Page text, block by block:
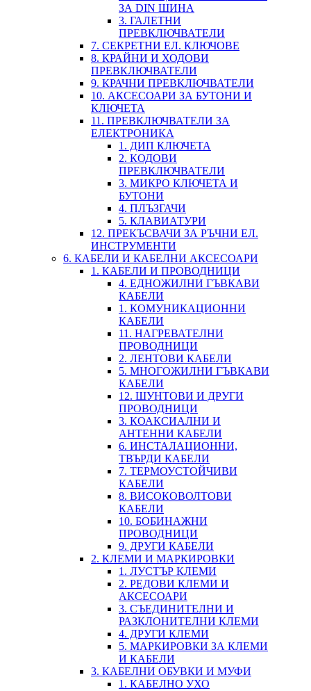
ЗА DIN ШИНА
3. ГАЛЕТНИ
ПРЕВКЛЮЧВАТЕЛИ
7. СЕКРЕТНИ ЕЛ. КЛЮЧОВЕ
8. КРАЙНИ И ХОДОВИ
ПРЕВКЛЮЧВАТЕЛИ
9. КРАЧНИ ПРЕВКЛЮЧВАТЕЛИ
10. АКСЕСОАРИ ЗА БУТОНИ И
КЛЮЧЕТА
11. ПРЕВКЛЮЧВАТЕЛИ ЗА
ЕЛЕКТРОНИКА
1. ДИП КЛЮЧЕТА
2. КОДОВИ
ПРЕВКЛЮЧВАТЕЛИ
3. МИКРО КЛЮЧЕТА И
БУТОНИ
4. ПЛЪЗГАЧИ
5. КЛАВИАТУРИ
12. ПРЕКЪСВАЧИ ЗА РЪЧНИ ЕЛ.
ИНСТРУМЕНТИ
6. КАБЕЛИ И КАБЕЛНИ АКСЕСОАРИ
1. КАБЕЛИ И ПРОВОДНИЦИ
4. ЕДНОЖИЛНИ ГЪВКАВИ
КАБЕЛИ
1. КОМУНИКАЦИОННИ
КАБЕЛИ
11. НАГРЕВАТЕЛНИ
ПРОВОДНИЦИ
2. ЛЕНТОВИ КАБЕЛИ
5. МНОГОЖИЛНИ ГЪВКАВИ
КАБЕЛИ
12. ШУНТОВИ И ДРУГИ
ПРОВОДНИЦИ
3. КОАКСИАЛНИ И
АНТЕННИ КАБЕЛИ
6. ИНСТАЛАЦИОННИ,
ТВЪРДИ КАБЕЛИ
7. ТЕРМОУСТОЙЧИВИ
КАБЕЛИ
8. ВИСОКОВОЛТОВИ
КАБЕЛИ
10. БОБИНАЖНИ
ПРОВОДНИЦИ
9. ДРУГИ КАБЕЛИ
2. КЛЕМИ И МАРКИРОВКИ
1. ЛУСТЪР КЛЕМИ
2. РЕДОВИ КЛЕМИ И
АКСЕСОАРИ
3. СЪЕДИНИТЕЛНИ И
РАЗКЛОНИТЕЛНИ КЛЕМИ
4. ДРУГИ КЛЕМИ
5. МАРКИРОВКИ ЗА КЛЕМИ
И КАБЕЛИ
3. КАБЕЛНИ ОБУВКИ И МУФИ
1. КАБЕЛНО УХО